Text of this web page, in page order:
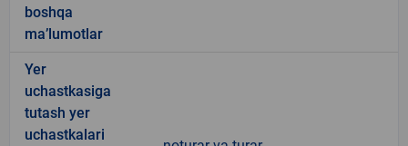
boshqa
ma’lumotlar
Yer
uchastkasiga
tutash yer
uchastkalari